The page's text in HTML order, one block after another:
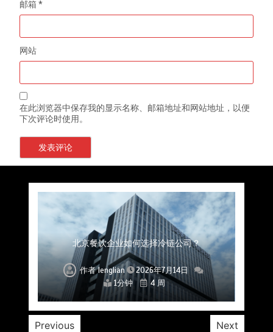
邮箱*
网站
在此浏览器中保存我的显示名称、邮箱地址和网站地址，以便
下次评论时使用。
上海餐饮连锁加速，冷链配送如何破解冻品食材
流通难题？
作者lenglian
2026年7月14日
1分钟
4 周
杭州中央厨房布局餐饮连锁，冷链配送如何打通
关键一环
作者lenglian
2026年7月14日
1分钟
4 周
北京餐饮企业如何选择冷链公司？
作者lenglian
2026年7月14日
1分钟
4 周
深圳冷链物流如何护航餐饮连锁？冻品食材流通
全解析
作者lenglian
2026年7月14日
1分钟
4 周
北京餐饮仓配一体化的核心价值与落地实践解析
作者lenglian
2026年7月14日
1分钟
4 周
武汉冻品配送三要素：控温、时效、低成本如何
兼得？
作者lenglian
2026年7月14日
1分钟
4 周
重庆冷链布局解冻食材运输密码，餐饮连锁如何
稳控品质？
作者lenglian
2026年7月14日
1分钟
4 周
Previous Next